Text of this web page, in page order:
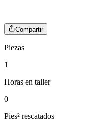
Compartir
Piezas
1
Horas en taller
0
Pies² rescatados